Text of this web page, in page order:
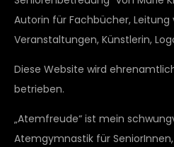
Autorin für Fachbücher, Leitung
Veranstaltungen, Künstlerin,
Diese Website wird
betrieben.
„Atemfreude“ ist mein
Atemgymnastik für